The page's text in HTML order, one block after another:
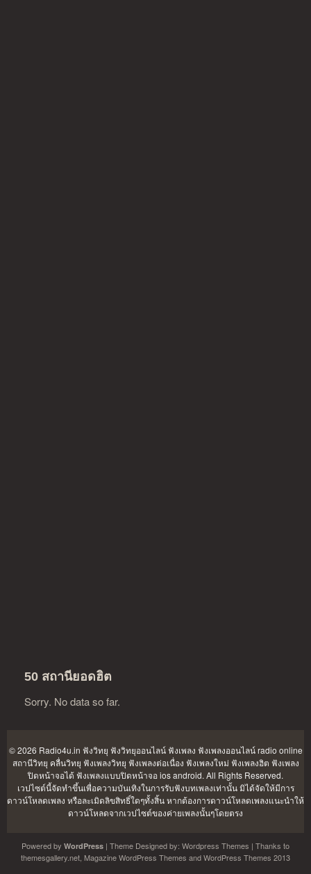
50 สถานียอดฮิต
Sorry. No data so far.
© 2026 Radio4u.in ฟังวิทยุ ฟังวิทยุออนไลน์ ฟังเพลง ฟังเพลงออนไลน์ radio online
สถานีวิทยุ คลื่นวิทยุ ฟังเพลงวิทยุ ฟังเพลงต่อเนื่อง ฟังเพลงใหม่ ฟังเพลงฮิต ฟังเพลง
ปิดหน้าจอได้ ฟังเพลงแบบปิดหน้าจอ ios android. All Rights Reserved.
เวปไซต์นี้จัดทำขึ้นเพื่อความบันเทิงในการรับฟังบทเพลงเท่านั้น มิได้จัดให้มีการ
ดาวน์โหลดเพลง หรือละเมิดลิขสิทธิ์ใดๆทั้งสิ้น หากต้องการดาวน์โหลดเพลงแนะนำให้
ดาวน์โหลดจากเวปไซต์ของค่ายเพลงนั้นๆโดยตรง
Powered by WordPress | Theme Designed by: Wordpress Themes | Thanks to
themesgallery.net, Magazine WordPress Themes andWordPress Themes 2013